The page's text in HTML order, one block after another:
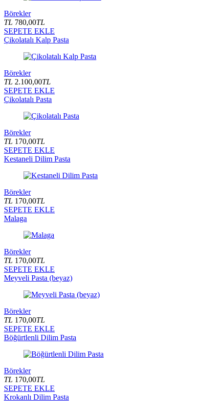
Börekler
TL 780,00TL
SEPETE EKLE
Çikolatalı Kalp Pasta
Börekler
TL 2.100,00TL
SEPETE EKLE
Çikolatalı Pasta
Börekler
TL 170,00TL
SEPETE EKLE
Kestaneli Dilim Pasta
Börekler
TL 170,00TL
SEPETE EKLE
Malaga
Börekler
TL 170,00TL
SEPETE EKLE
Meyveli Pasta (beyaz)
Börekler
TL 170,00TL
SEPETE EKLE
Böğürtlenli Dilim Pasta
Börekler
TL 170,00TL
SEPETE EKLE
Krokanlı Dilim Pasta